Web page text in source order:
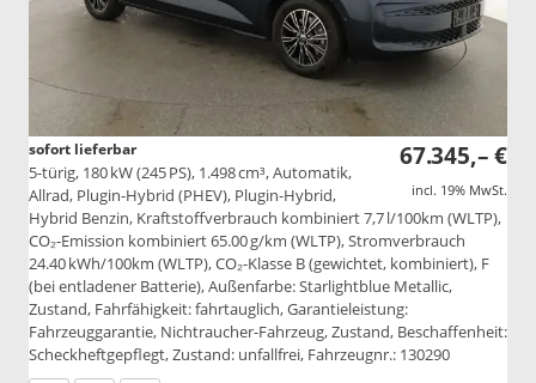
67.345,– €
incl. 19% MwSt.
sofort lieferbar
5-türig, 180 kW (245 PS), 1.498 cm³, Automatik,
Allrad, Plugin-Hybrid (PHEV), Plugin-Hybrid,
Hybrid Benzin, Kraftstoffverbrauch kombiniert 7,7 l/100km (WLTP),
CO₂-Emission kombiniert 65.00 g/km (WLTP), Stromverbrauch
24.40 kWh/100km (WLTP), CO₂-Klasse B (gewichtet, kombiniert), F
(bei entladener Batterie), Außenfarbe: Starlightblue Metallic,
Zustand, Fahrfähigkeit: fahrtauglich, Garantieleistung:
Fahrzeuggarantie, Nichtraucher-Fahrzeug, Zustand, Beschaffenheit:
Scheckheftgepflegt, Zustand: unfallfrei, Fahrzeugnr.: 130290